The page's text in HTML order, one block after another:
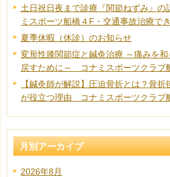
土日祝日夜まで診療『関節ねずみ』
ミスポーツ船橋４F・交通事故治療で
夏季休暇（休診）のお知らせ
変形性膝関節症と鍼灸治療 ～痛みを
戻すために～ コナミスポーツクラブ
【鍼灸師が解説】圧迫骨折とは？骨
が役立つ理由 コナミスポーツクラブ
月別アーカイブ
2026年8月